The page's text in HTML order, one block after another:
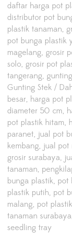
daftar harga pot
distributor pot
plastik tanaman
pot bunga plastik
magelang grosir
solo grosir pot
tangerang
Gunting Stek /
besar harga pot
diameter 50 cm
pot plastik hitam
paranet jual pot
kembang jual pot
grosir surabaya
tanaman
bunga plastik pot
plastik putih pot
malang pot
tanaman surabaya
seedling tray